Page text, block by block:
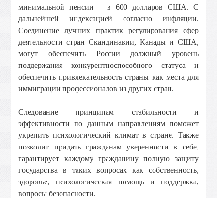
минимальной пенсии – в 600 долларов США. С
дальнейшей индексацией согласно инфляции.
Соединение лучших практик регулирования сфер
деятельности стран Скандинавии, Канады и США,
могут обеспечить России должный уровень
поддержания конкурентноспособного статуса и
обеспечить привлекательность страны как места для
иммиграции профессионалов из других стран.
Следование принципам стабильности и
эффективности по данным направлениям поможет
укрепить психологический климат в стране. Также
позволит придать гражданам уверенности в себе,
гарантирует каждому гражданину полную защиту
государства в таких вопросах как собственность,
здоровье, психологическая помощь и поддержка,
вопросы безопасности.